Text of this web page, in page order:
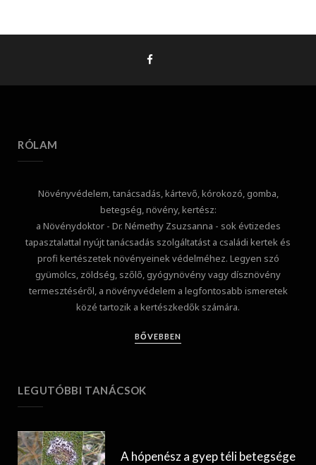
RÓLAM
Növényvédelem, tanácsadás, kártevő, kórokozó, gomba,
betegség, növény, kertész:
a Növénydoktor - Dr. Némethy Zsuzsanna - sok évtizedes
tapasztalattal nyújt tanácsadás szolgáltatást a családi kertek és
profi kertészetek növényeinek védelméhez. Legyen szó
gyümölcs, zöldség, szőlő, gyógynövény vagy dísznövény
termesztéséről, a növényvédelem a legfontosabb ismeretek
közé tartozik a kertészkedők számára.
BŐVEBBEN
LEGUTÓBBI TANÁCSOK
A hópenész a gyep téli betegsége